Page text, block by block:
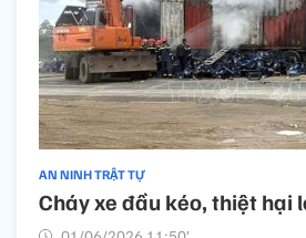
AN NINH TRẬT TỰ
Cháy xe đầu kéo, thiệt hại